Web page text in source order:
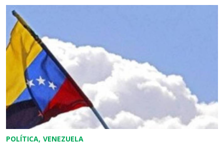
POLÍTICA VENEZUELA